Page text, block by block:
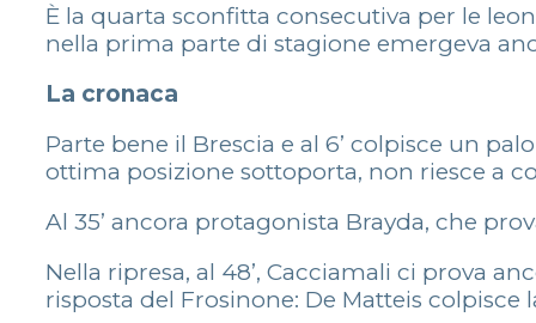
È la quarta sconfitta consecutiva per le
nella prima parte di stagione emergeva
La cronaca
Parte bene il Brescia e al 6’ colpisce un
ottima posizione sottoporta, non riesce a
Al 35’ ancora protagonista Brayda, che
Nella ripresa, al 48’, Cacciamali ci prova
risposta del Frosinone: De Matteis